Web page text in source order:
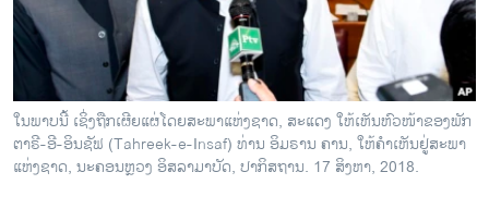
ວິທະຍາສາດ-ເທັກໂນໂລຈີ
ທຸລະກິດ
ພາສາອັງກິດ
ວີດີໂອ
ສຽງ
ໃນພາບນີ້ ເຊິ່ງຖືກເຜີຍແຜ່ໂດຍສະພາແຫ່ງຊາດ, ສະແດງ ໃຫ້ເຫັນຫົວໜ້າຂອງພັກ
ຕາຣີ-ອີ-ອິນຊັຟ (Tahreek-e-Insaf) ທ່ານ ອິມຣານ ຄານ, ໃຫ້ຄຳເຫັນຢູ່ສະພາ
ແຫ່ງຊາດ, ນະຄອນຫຼວງ ອິສລາມາບັດ, ປາກິສຖານ. 17 ສິງຫາ, 2018.